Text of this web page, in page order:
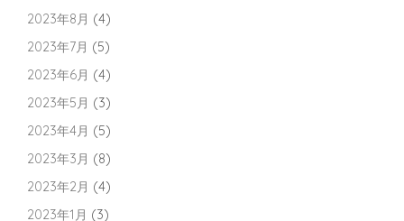
2023年8月 (4)
2023年7月 (5)
2023年6月 (4)
2023年5月 (3)
2023年4月 (5)
2023年3月 (8)
2023年2月 (4)
2023年1月 (3)